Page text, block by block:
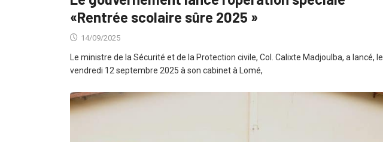
«Rentrée scolaire sûre 2025 »
14/09/2025
Le ministre de la Sécurité et de la Protection civile, Col. Calixte Madjoulba, a lancé, le
vendredi 12 septembre 2025 à son cabinet à Lomé,